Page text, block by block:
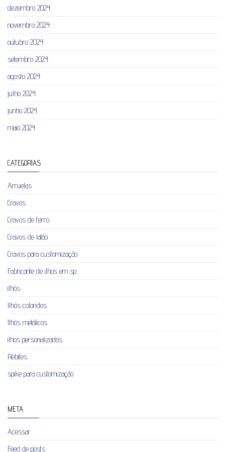
dezembro 2024
novembro 2024
outubro 2024
setembro 2024
agosto 2024
julho 2024
junho 2024
maio 2024
CATEGORIAS
Arruelas
Cravos
Cravos de ferro
Cravos de latão
Cravos para customização
Fabricante de ilhos em sp
ilhós
Ilhós coloridos
Ilhós metálicos
ilhos personalizados
Rebites
spike para customização
META
Acessar
Feed de posts